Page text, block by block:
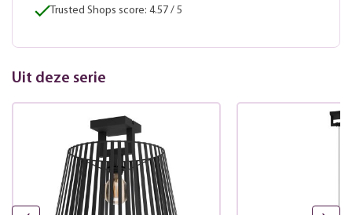
Trusted Shops score: 4.57 / 5
Uit deze serie